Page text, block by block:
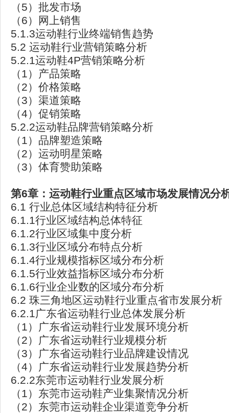
（5）批发市场
（6）网上销售
5.1.3运动鞋行业终端销售趋势
5.2 运动鞋行业营销策略分析
5.2.1运动鞋4P营销策略分析
（1）产品策略
（2）价格策略
（3）渠道策略
（4）促销策略
5.2.2运动鞋品牌营销策略分析
（1）品牌塑造策略
（2）运动明星策略
（3）体育赞助策略
第6章：运动鞋行业重点区域市场发展情况分
6.1 行业总体区域结构特征分析
6.1.1行业区域结构总体特征
6.1.2行业区域集中度分析
6.1.3行业区域分布特点分析
6.1.4行业规模指标区域分布分析
6.1.5行业效益指标区域分布分析
6.1.6行业企业数的区域分布分析
6.2 珠三角地区运动鞋行业重点省市发展分析
6.2.1广东省运动鞋行业总体发展分析
（1）广东省运动鞋行业发展环境分析
（2）广东省运动鞋行业规模分析
（3）广东省运动鞋行业品牌建设情况
（4）广东省运动鞋行业发展趋势分析
6.2.2东莞市运动鞋行业发展分析
（1）东莞市运动鞋产业集聚情况分析
（2）东莞市运动鞋企业渠道竞争分析